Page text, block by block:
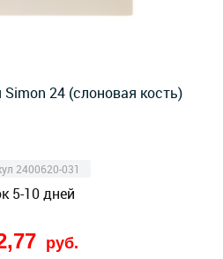
24 (слоновая кость)
2400620-031
5-10 дней
руб.